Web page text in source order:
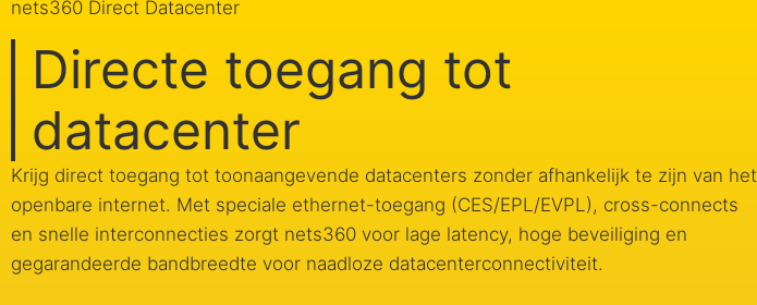
nets360 Direct Datacenter
Directe toegang tot
datacenter
Krijg direct toegang tot toonaangevende datacenters zonder afhankelijk te zijn van het
openbare internet. Met speciale ethernet-toegang (CES/EPL/EVPL), cross-connects
en snelle interconnecties zorgt nets360 voor lage latency, hoge beveiliging en
gegarandeerde bandbreedte voor naadloze datacenterconnectiviteit.